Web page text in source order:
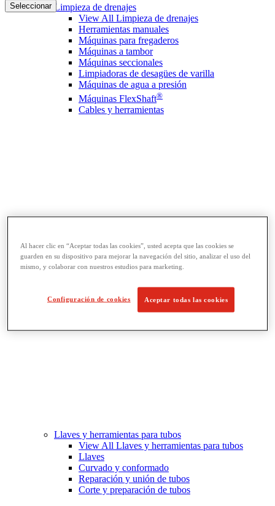
Seleccionar Limpieza de drenajes
View All Limpieza de drenajes
Herramientas manuales
Máquinas para fregaderos
Máquinas a tambor
Máquinas seccionales
Limpiadoras de desagües de varilla
Máquinas de agua a presión
Máquinas FlexShaft®
Cables y herramientas
Fabricación de roscado y tuberías
Roscado
Ranurado de rodillo
Doblado y corte de agujeros
Corte y fabricación de tubos
Llaves y herramientas para tubos
View All Llaves y herramientas para tubos
Llaves
Curvado y conformado
Reparación y unión de tubos
Corte y preparación de tubos
Al hacer clic en “Aceptar todas las cookies”, usted acepta que las cookies se
guarden en su dispositivo para mejorar la navegación del sitio, analizar el uso del
mismo, y colaborar con nuestros estudios para marketing.
Configuración de cookies Aceptar todas las cookies